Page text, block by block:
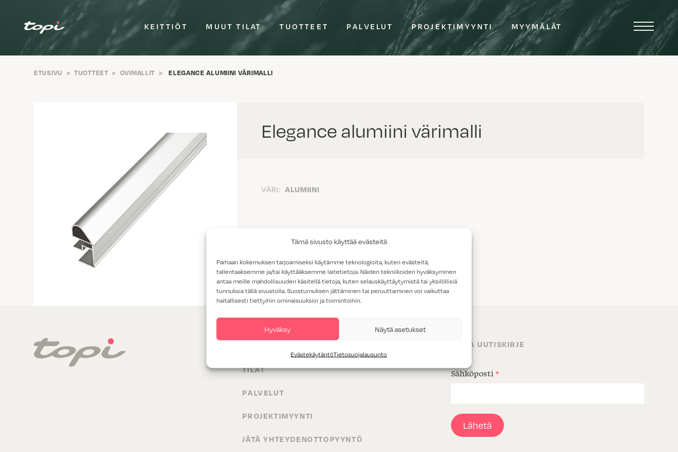
Tämä sivusto käyttää evästeitä
Parhaan kokemuksen tarjoamiseksi käytämme teknologioita, kuten evästeitä,
tallentaaksemme ja/tai käyttääksemme laitetietoja. Näiden tekniikoiden hyväksyminen
antaa meille mahdollisuuden käsitellä tietoja, kuten selauskäyttäytymistä tai yksilöllisiä
tunnuksia tällä sivustolla. Suostumuksen jättäminen tai peruuttaminen voi vaikuttaa
haitallisesti tiettyihin ominaisuuksiin ja toimintoihin.
Hyväksy Näytä asetukset
EvästekäytäntöTietosuojalausunto
KEITTIÖT MUUT TILAT TUOTTEET PALVELUT PROJEKTIMYYNTI MYYMÄLÄT
ETUSIVU > TUOTTEET > OVIMALLIT > ELEGANCE ALUMIINI VÄRIMALLI
Elegance alumiini värimalli
VÄRI: ALUMIINI
TILAT
PALVELUT
PROJEKTIMYYNTI
JÄTÄ YHTEYDENOTTOPYYNTÖ
TILAA UUTISKIRJE
Sähköposti *
Lähetä